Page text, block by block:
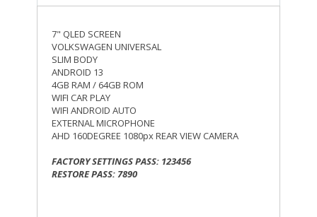
7" QLED SCREEN
VOLKSWAGEN UNIVERSAL
SLIM BODY
ANDROID 13
4GB RAM / 64GB ROM
WIFI CAR PLAY
WIFI ANDROID AUTO
EXTERNAL MICROPHONE
AHD 160DEGREE 1080px REAR VIEW CAMERA
FACTORY SETTINGS PASS: 123456
RESTORE PASS: 7890